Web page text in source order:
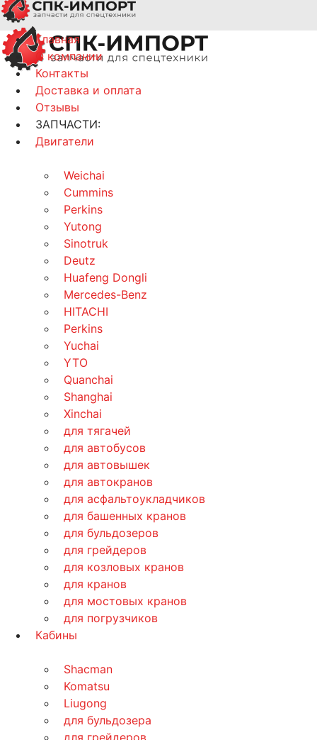
Главная
О компании
Контакты
Доставка и оплата
Отзывы
ЗАПЧАСТИ:
Двигатели
Weichai
Cummins
Perkins
Yutong
Sinotruk
Deutz
Huafeng Dongli
Mercedes-Benz
HITACHI
Perkins
Yuchai
YTO
Quanchai
Shanghai
Xinchai
для тягачей
для автобусов
для автовышек
для автокранов
для асфальтоукладчиков
для башенных кранов
для бульдозеров
для грейдеров
для козловых кранов
для кранов
для мостовых кранов
для погрузчиков
Кабины
Shacman
Komatsu
Liugong
для бульдозера